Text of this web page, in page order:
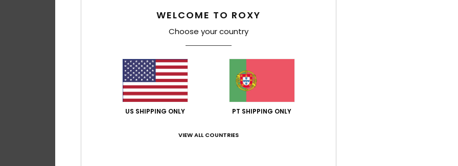
WELCOME TO ROXY
Choose your country
US SHIPPING ONLY PT SHIPPING ONLY
VIEW ALL COUNTRIES